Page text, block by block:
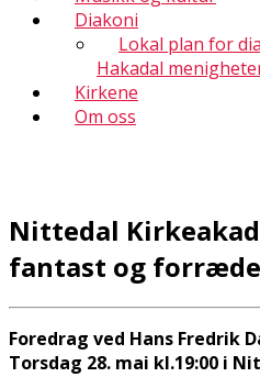
Diakoni
Lokal plan for
Hakadal
Kirkene
Om oss
Nittedal
fantast og
Foredrag ved Hans Fredrik
Torsdag 28. mai kl.19:00 i